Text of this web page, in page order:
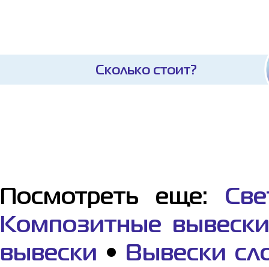
Сколько стоит?
Посмотреть еще:
Композитные вывески
вывески • Вывески